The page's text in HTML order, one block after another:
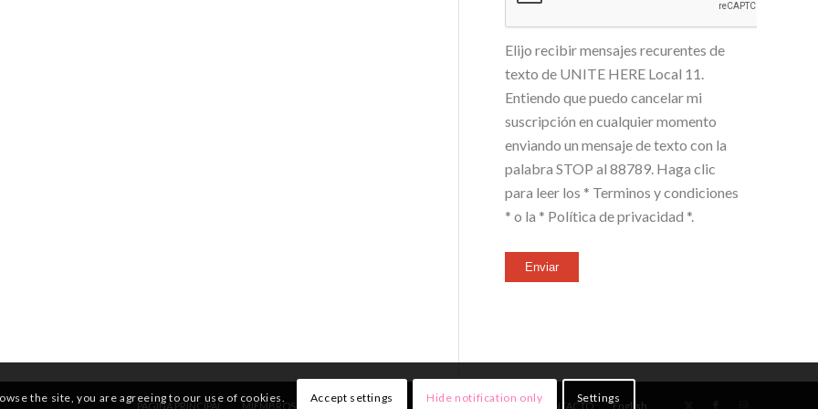
Elijo recibir mensajes recurentes de
texto de UNITE HERE Local 11.
Entiendo que puedo cancelar mi
suscripción en cualquier momento
enviando un mensaje de texto con la
palabra STOP al 88789. Haga clic
para leer los * Terminos y condiciones
* o la * Política de privacidad *.
Enviar
PÁGINA PRINCIPAL MIEMBROS QUIENES SOMOS CONTACTO English
the site, you are agreeing to our use of cookies. Accept settings Hide notification only Settings